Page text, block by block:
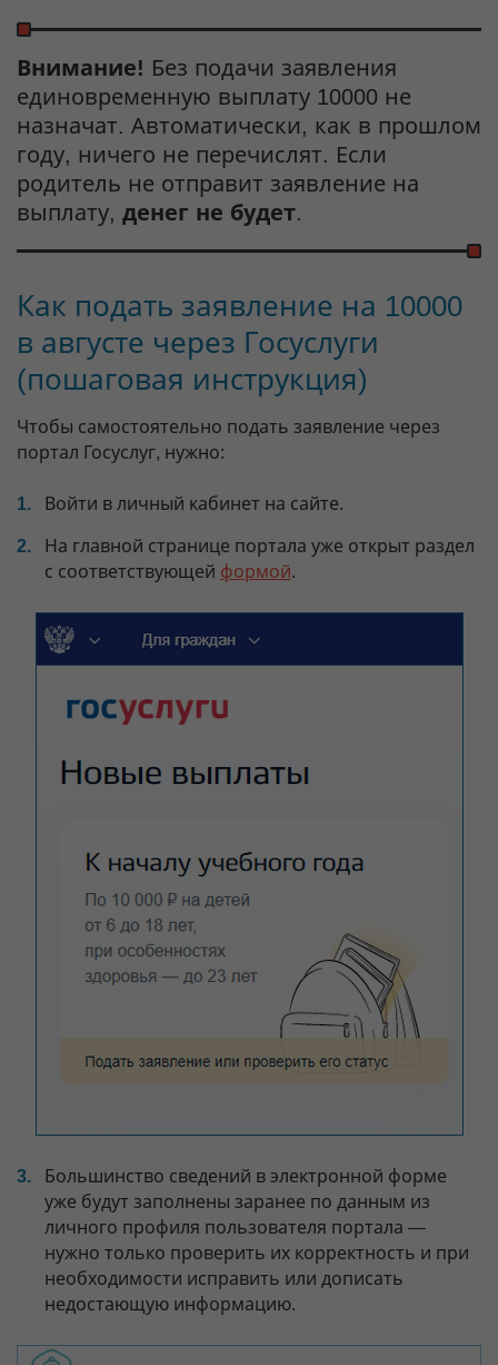
Внимание! Без подачи заявления
единовременную выплату 10000 не
назначат. Автоматически, как в прошлом
году, ничего не перечислят. Если
родитель не отправит заявление на
выплату, денег не будет.
Как подать заявление на 10000
в августе через Госуслуги
(пошаговая инструкция)
Чтобы самостоятельно подать заявление через
портал Госуслуг, нужно:
Войти в личный кабинет на сайте.
На главной странице портала уже открыт раздел
с соответствующей формой.
Большинство сведений в электронной форме
уже будут заполнены заранее по данным из
личного профиля пользователя портала —
нужно только проверить их корректность и при
необходимости исправить или дописать
недостающую информацию.